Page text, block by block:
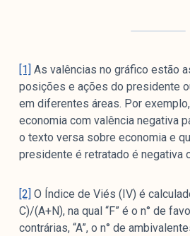
[1] As valências no gráfico estão
posições e ações do presidente
em diferentes áreas. Por
economia com valência negativa
o texto versa sobre economia e
presidente é retratado é negativa
[2] O Índice de Viés (IV) é
C)/(A+N), na qual “F” é o n° de
contrárias, “A”, o n° de